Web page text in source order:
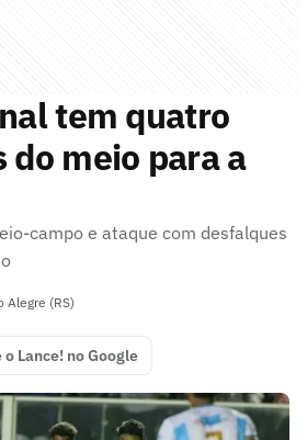
tem quatro
do meio para a
campo e ataque com desfalques
Alegre (RS)
o Lance! no Google